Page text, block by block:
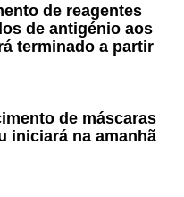
de reagentes
de antigénio aos
terminado a partir
de máscaras
iniciará na amanhã